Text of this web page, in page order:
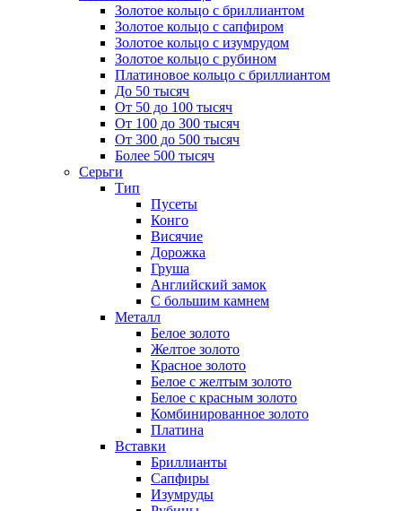
Золотое кольцо с бриллиантом
Золотое кольцо с сапфиром
Золотое кольцо с изумрудом
Золотое кольцо с рубином
Платиновое кольцо с бриллиантом
До 50 тысяч
От 50 до 100 тысяч
От 100 до 300 тысяч
От 300 до 500 тысяч
Более 500 тысяч
Серьги
Тип
Пусеты
Конго
Висячие
Дорожка
Груша
Английский замок
С большим камнем
Металл
Белое золото
Желтое золото
Красное золото
Белое с желтым золото
Белое с красным золото
Комбинированное золото
Платина
Вставки
Бриллианты
Сапфиры
Изумруды